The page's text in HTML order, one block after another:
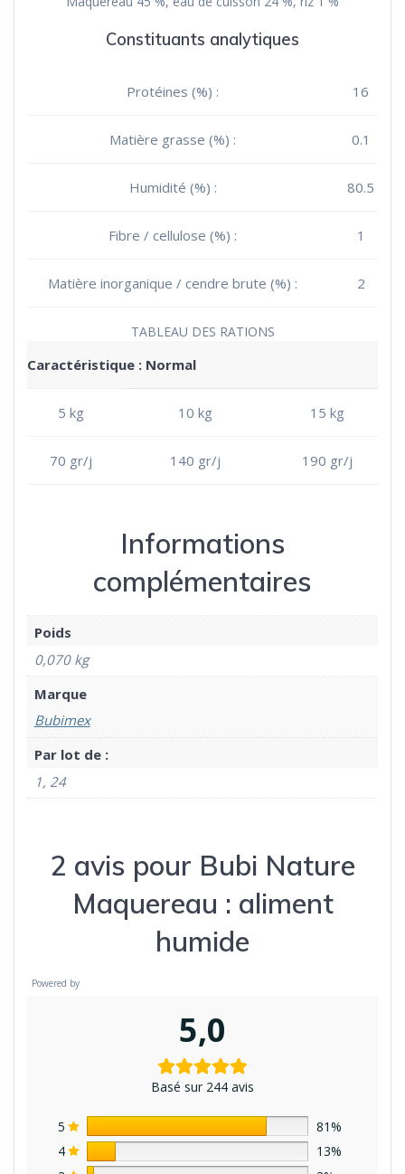
Constituants analytiques
Protéines (%) : 16
Matière grasse (%) : 0.1
Humidité (%) : 80.5
Fibre / cellulose (%) : 1
Matière inorganique / cendre brute (%) : 2
TABLEAU DES RATIONS
Caractéristique : Normal
5 kg 10 kg 15 kg
70 gr/j 140 gr/j 190 gr/j
Informations
complémentaires
Poids
0,070 kg
Marque
Bubimex
Par lot de :
1, 24
2 avis pour Bubi Nature
Maquereau : aliment
humide
Powered by
5,0
Basé sur 244 avis
5
81%
4
13%